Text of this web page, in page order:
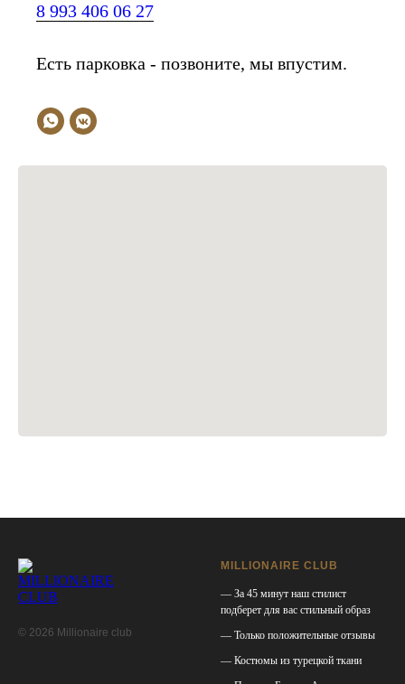
8 993 406 06 27
Есть парковка - позвоните, мы впустим.
© 2026 Millionaire club
MILLIONAIRE CLUB
— За 45 минут наш стилист
подберет для вас стильный образ
— Только положительные отзывы
— Костюмы из турецкой ткани